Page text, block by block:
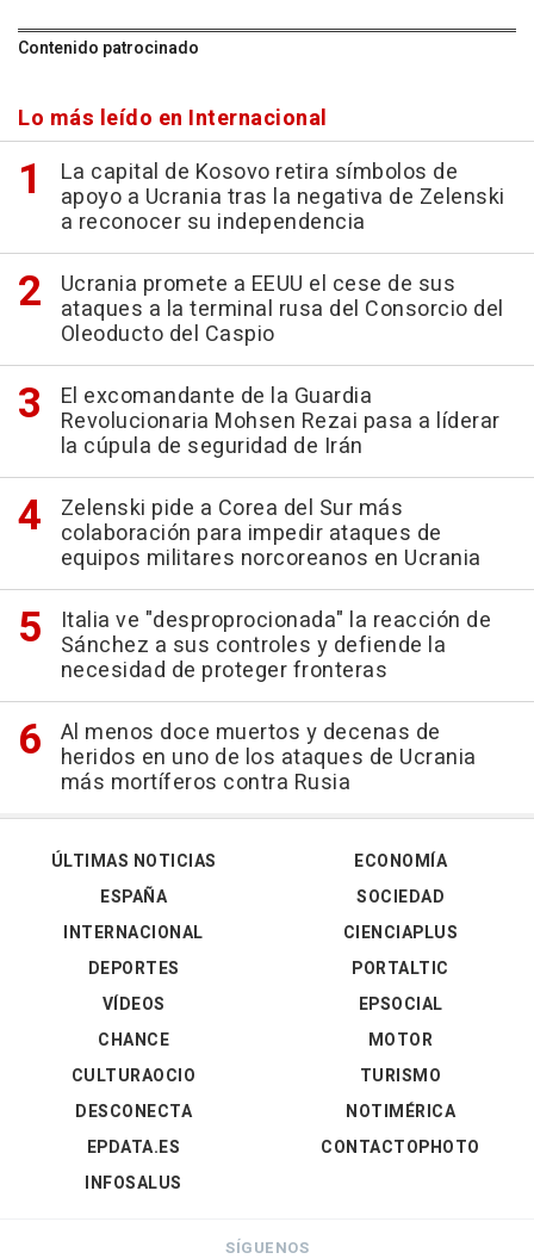
Contenido patrocinado
Lo más leído en Internacional
La capital de Kosovo retira símbolos de
apoyo a Ucrania tras la negativa de Zelenski
a reconocer su independencia
Ucrania promete a EEUU el cese de sus
ataques a la terminal rusa del Consorcio del
Oleoducto del Caspio
El excomandante de la Guardia
Revolucionaria Mohsen Rezai pasa a líderar
la cúpula de seguridad de Irán
Zelenski pide a Corea del Sur más
colaboración para impedir ataques de
equipos militares norcoreanos en Ucrania
Italia ve "desproprocionada" la reacción de
Sánchez a sus controles y defiende la
necesidad de proteger fronteras
Al menos doce muertos y decenas de
heridos en uno de los ataques de Ucrania
más mortíferos contra Rusia
ÚLTIMAS NOTICIAS
ESPAÑA
INTERNACIONAL
DEPORTES
VÍDEOS
ECONOMÍA
SOCIEDAD
CIENCIAPLUS
PORTALTIC
EPSOCIAL
CHANCE
CULTURAOCIO
DESCONECTA
EPDATA.ES
INFOSALUS
MOTOR
TURISMO
NOTIMÉRICA
CONTACTOPHOTO
SÍGUENOS